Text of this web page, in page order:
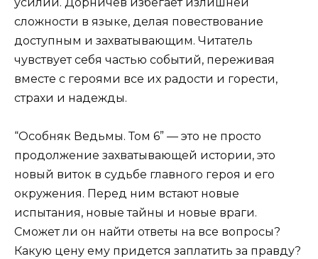
сложности в языке, делая повествование
доступным и захватывающим. Читатель
чувствует себя частью событий, переживая
вместе с героями все их радости и горести,
страхи и надежды.
“Особняк Ведьмы. Том 6” — это не просто
продолжение захватывающей истории, это
новый виток в судьбе главного героя и его
окружения. Перед ним встают новые
испытания, новые тайны и новые враги.
Сможет ли он найти ответы на все вопросы?
Какую цену ему придется заплатить за правду?